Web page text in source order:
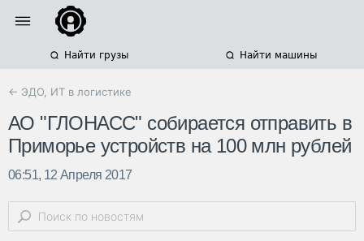
Найти грузы Найти машины
← ЭДО, ИТ в логистике
АО "ГЛОНАСС" собирается отправить в
Приморье устройств на 100 млн рублей
06:51, 12 Апреля 2017